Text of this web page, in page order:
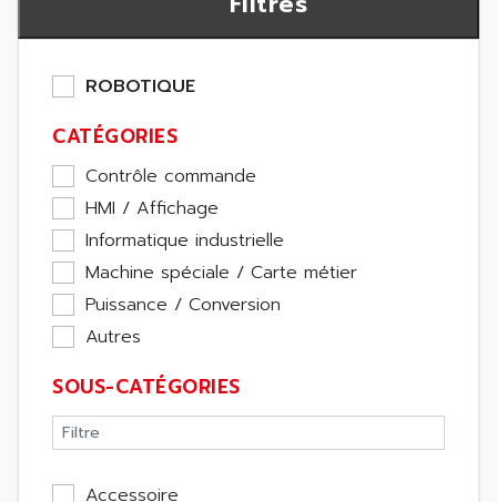
ROBOTIQUE
CATÉGORIES
Contrôle commande
HMI / Affichage
Informatique industrielle
Machine spéciale / Carte métier
Puissance / Conversion
Autres
SOUS-CATÉGORIES
Accessoire